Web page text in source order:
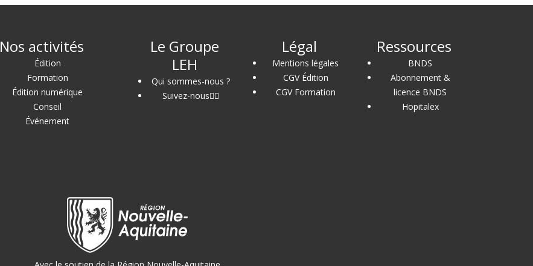
Nos activités
Édition
Formation
Édition numérique
Conseil
Événement
Le Groupe
LEH
Qui sommes-nous ?
Suivez-nous
Légal
Mentions légales
CGV Édition
CGV Formation
Ressources
BNDS
Abonnement &
licence BNDS
Hopitalex